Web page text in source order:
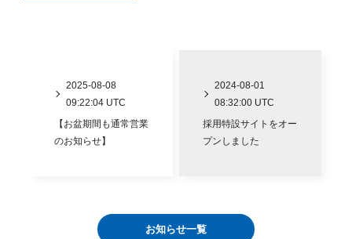
2025-08-08
09:22:04 UTC
【お盆期間も通常営業
のお知らせ】
2024-08-01
08:32:00 UTC
採用特設サイトをオー
プンしました
お知らせ一覧